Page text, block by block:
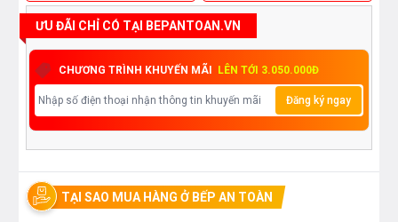
ƯU ĐÃI CHỈ CÓ TẠI BEPANTOAN.VN
CHƯƠNG TRÌNH KHUYẾN MÃI LÊN TỚI 3.050.000Đ
Đăng ký ngay
TẠI SAO MUA HÀNG Ở BẾP AN TOÀN